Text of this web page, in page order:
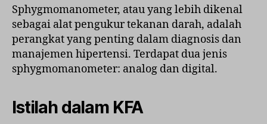
Sphygmomanometer, atau yang lebih dikenal
sebagai alat pengukur tekanan darah, adalah
perangkat yang penting dalam diagnosis dan
manajemen hipertensi. Terdapat dua jenis
sphygmomanometer: analog dan digital.
Istilah dalam KFA